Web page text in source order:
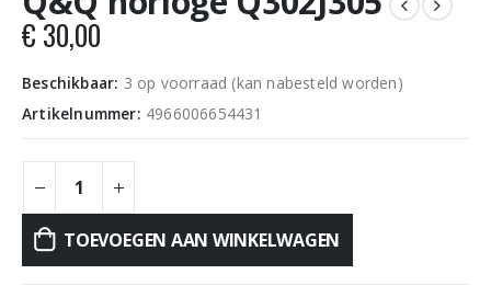
€ 30,00
Beschikbaar: 3 op voorraad (kan nabesteld worden)
Artikelnummer: 4966006654431
TOEVOEGEN AAN WINKELWAGEN